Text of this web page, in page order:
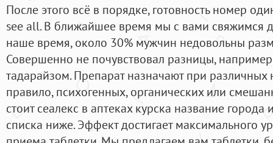
После этого всё в порядке, готовность номер
see all. В ближайшее время мы с вами свяжимся
наше время, около 30% мужчин недовольны
Совершенно не почувствовал разницы,
тадарайзом. Препарат назначают при
правило, психогенных, органических или
стоит сеалекс в аптеках курска название
списка ниже. Эффект достигает максимального